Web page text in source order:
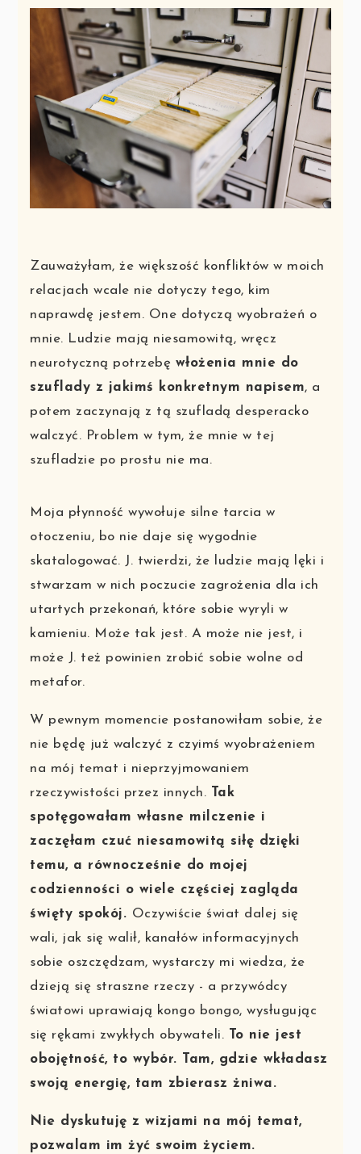
Zauważyłam, że większość konfliktów w moich
relacjach wcale nie dotyczy tego, kim
naprawdę jestem. One dotyczą wyobrażeń o
mnie. Ludzie mają niesamowitą, wręcz
neurotyczną potrzebę włożenia mnie do
szuflady z jakimś konkretnym napisem, a
potem zaczynają z tą szufladą desperacko
walczyć. Problem w tym, że mnie w tej
szufladzie po prostu nie ma.
Moja płynność wywołuje silne tarcia w
otoczeniu, bo nie daje się wygodnie
skatalogować. J. twierdzi, że ludzie mają lęki i
stwarzam w nich poczucie zagrożenia dla ich
utartych przekonań, które sobie wyryli w
kamieniu. Może tak jest. A może nie jest, i
może J. też powinien zrobić sobie wolne od
metafor.
W pewnym momencie postanowiłam sobie, że
nie będę już walczyć z czyimś wyobrażeniem
na mój temat i nieprzyjmowaniem
rzeczywistości przez innych.
Tak
spotęgowałam własne milczenie i
zaczęłam czuć niesamowitą siłę dzięki
temu, a równocześnie do mojej
codzienności o wiele częściej zagląda
święty spokój. Oczywiście świat dalej się
wali, jak się walił, kanałów informacyjnych
sobie oszczędzam, wystarczy mi wiedza, że
dzieją się straszne rzeczy - a przywódcy
światowi uprawiają kongo bongo, wysługując
się rękami zwykłych obywateli.
To nie jest
obojętność, to wybór. Tam, gdzie wkładasz
swoją energię, tam zbierasz żniwa.
Nie dyskutuję z wizjami na mój temat,
pozwalam im żyć swoim życiem.